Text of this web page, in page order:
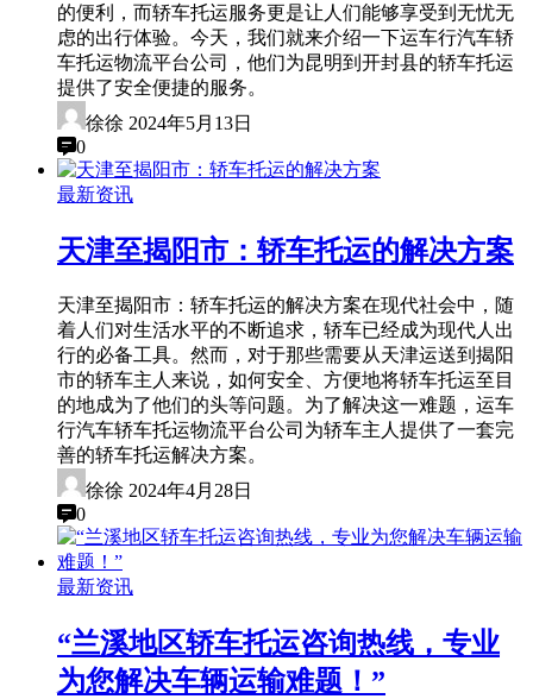
的便利，而轿车托运服务更是让人们能够享受到无忧无
虑的出行体验。今天，我们就来介绍一下运车行汽车轿
车托运物流平台公司，他们为昆明到开封县的轿车托运
提供了安全便捷的服务。
徐徐 2024年5月13日
0
最新资讯
天津至揭阳市：轿车托运的解决方案
天津至揭阳市：轿车托运的解决方案在现代社会中，随
着人们对生活水平的不断追求，轿车已经成为现代人出
行的必备工具。然而，对于那些需要从天津运送到揭阳
市的轿车主人来说，如何安全、方便地将轿车托运至目
的地成为了他们的头等问题。为了解决这一难题，运车
行汽车轿车托运物流平台公司为轿车主人提供了一套完
善的轿车托运解决方案。
徐徐 2024年4月28日
0
最新资讯
“兰溪地区轿车托运咨询热线，专业
为您解决车辆运输难题！”